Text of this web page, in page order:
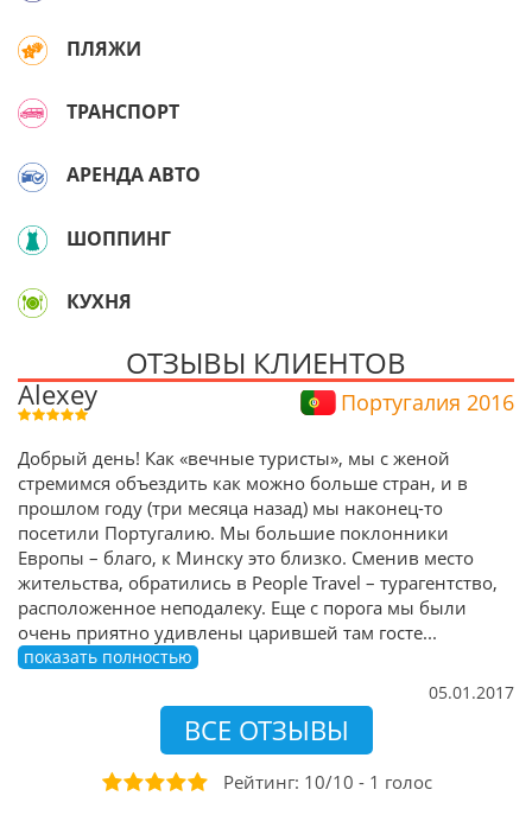
ПЛЯЖИ
ТРАНСПОРТ
АРЕНДА АВТО
ШОППИНГ
КУХНЯ
ОТЗЫВЫ КЛИЕНТОВ
Alexey Португалия 2016
Добрый день! Как «вечные туристы», мы с женой
стремимся объездить как можно больше стран, и в
прошлом году (три месяца назад) мы наконец-то
посетили Португалию. Мы большие поклонники
Европы – благо, к Минску это близко. Сменив место
жительства, обратились в People Travel – турагентство,
расположенное неподалеку. Еще с порога мы были
очень приятно удивлены царившей там госте...
показать полностью
05.01.2017
ВСЕ ОТЗЫВЫ
Рейтинг: 10/10 - 1 голос